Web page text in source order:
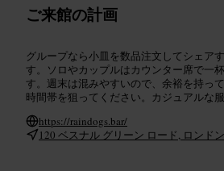
ご来館の計画
グループなら小皿を数品注文してシェア
す。ソロやカップルはカウンター席で一
す。週末は混みやすいので、余裕を持っ
時間帯を狙ってください。カジュアルな
https://raindogs.bar/
120 ベスナル グリーン ロード, ロンド